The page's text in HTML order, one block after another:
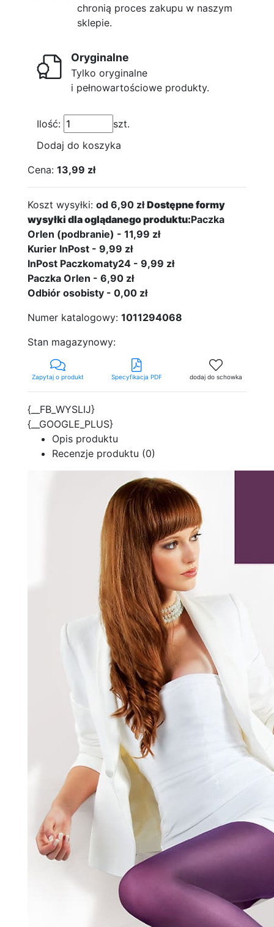
chronią proces zakupu w naszym
sklepie.
Oryginalne
Tylko oryginalne
i pełnowartościowe produkty.
Ilość:
szt.
Dodaj do koszyka
Cena: 13,99 zł
Koszt wysyłki: od 6,90 złDostępne formy
wysyłki dla oglądanego produktu:Paczka
Orlen (podbranie) - 11,99 zł
Kurier InPost - 9,99 zł
InPost Paczkomaty24 - 9,99 zł
Paczka Orlen - 6,90 zł
Odbiór osobisty - 0,00 zł
Numer katalogowy: 1011294068
Stan magazynowy:
Zapytaj o produkt Specyfikacja PDF dodaj do schowka
{__FB_WYSLIJ}
{__GOOGLE_PLUS}
Opis produktu
Recenzje produktu (0)